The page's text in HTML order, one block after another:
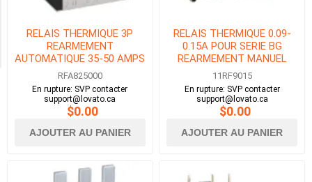
RELAIS THERMIQUE 3P
REARMEMENT
AUTOMATIQUE 35-50 AMPS
POUR BF40-BF80
RFA825000
En rupture: SVP contacter
support@lovato.ca
$0.00
AJOUTER AU PANIER
RELAIS THERMIQUE 0.09-
0.15A POUR SERIE BG
REARMEMENT MANUEL
11RF9015
En rupture: SVP contacter
support@lovato.ca
$0.00
AJOUTER AU PANIER
Exclude
Out
of
Stock